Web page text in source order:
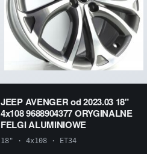
JEEP AVENGER od 2023.03 18"
4x108 9688904377 ORYGINALNE
FELGI ALUMINIOWE
18" · 4x108 · ET34